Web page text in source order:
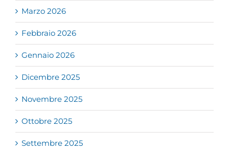
Marzo 2026
Febbraio 2026
Gennaio 2026
Dicembre 2025
Novembre 2025
Ottobre 2025
Settembre 2025